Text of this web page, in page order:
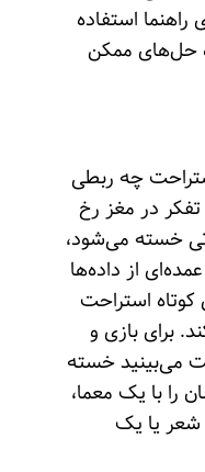
استفاده
حل‌های ممکن
چه ربطی
تفکر در مغز رخ
خسته می‌شود،
از داده‌ها
کوتاه استراحت
برای بازی و
می‌بینید خسته
را با یک معما،
شعر یا یک